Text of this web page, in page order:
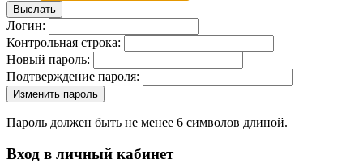
Логин:
Контрольная строка:
Новый пароль:
Подтверждение пароля:
Пароль должен быть не менее 6 символов длиной.
Вход в личный кабинет